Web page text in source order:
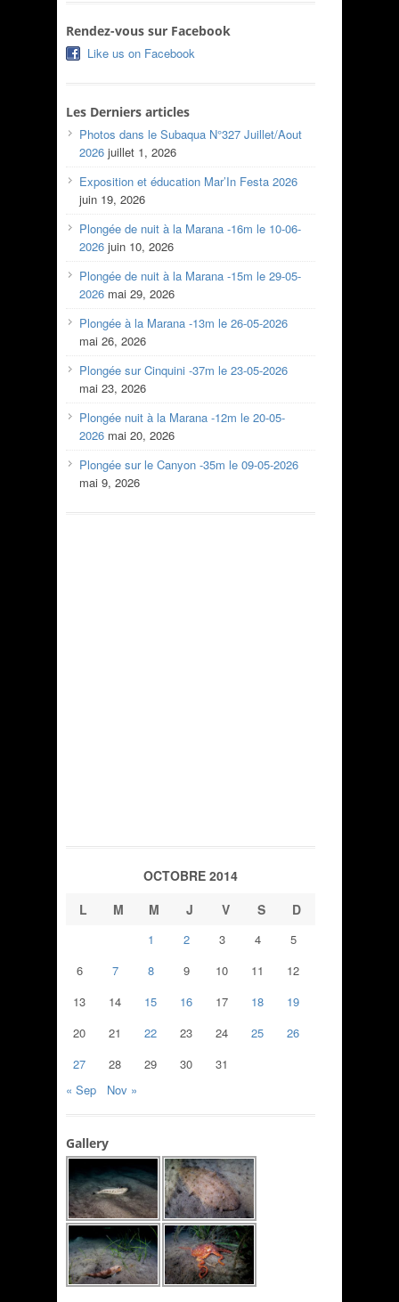
Rendez-vous sur Facebook
Like us on Facebook
Les Derniers articles
Photos dans le Subaqua N°327 Juillet/Aout
2026 juillet 1, 2026
Exposition et éducation Mar’In Festa 2026
juin 19, 2026
Plongée de nuit à la Marana -16m le 10-06-
2026 juin 10, 2026
Plongée de nuit à la Marana -15m le 29-05-
2026 mai 29, 2026
Plongée à la Marana -13m le 26-05-2026
mai 26, 2026
Plongée sur Cinquini -37m le 23-05-2026
mai 23, 2026
Plongée nuit à la Marana -12m le 20-05-
2026 mai 20, 2026
Plongée sur le Canyon -35m le 09-05-2026
mai 9, 2026
OCTOBRE 2014
L
M M J V S D
1 2 3 4
5
6
7 8 9 10 11
12
13
14 15 16 17 18
19
20
21 22 23 24 25
26
27
28 29 30
31
« Sep
Nov »
Gallery